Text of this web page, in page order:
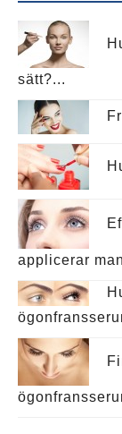
sätt?...
applicerar